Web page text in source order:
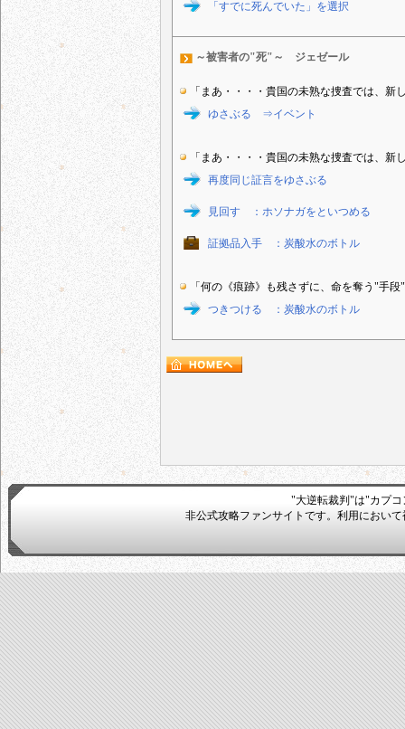
「すでに死んでいた」を選択
～被害者の"死"～ ジェゼール
「まあ・・・・貴国の未熟な捜査では、
ゆさぶる ⇒イベント
「まあ・・・・貴国の未熟な捜査では、
再度同じ証言をゆさぶる
見回す ：ホソナガをといつめる
証拠品入手 ：炭酸水のボトル
「何の《痕跡》も残さずに、命を奪う"手
つきつける ：炭酸水のボトル
"大逆転裁判"は"カプ
非公式攻略ファンサイトです。利用におい